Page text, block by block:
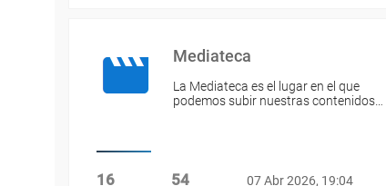
Mediateca
La Mediateca es el lugar en el que
podemos subir nuestras contenidos…
16 54
07 Abr 2026, 19:04